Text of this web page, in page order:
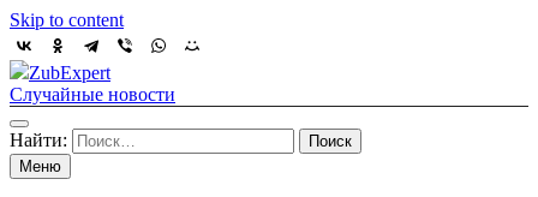
Skip to content
ZubExpert
Случайные новости
Найти:
Меню